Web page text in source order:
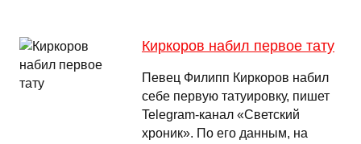
Киркоров набил первое тату
Певец Филипп Киркоров набил
себе первую татуировку, пишет
Telegram-канал «Светский
хроник». По его данным, на